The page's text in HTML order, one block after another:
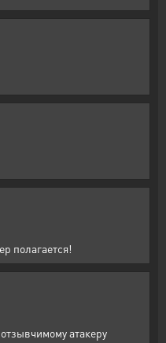
полагается!
атакеру